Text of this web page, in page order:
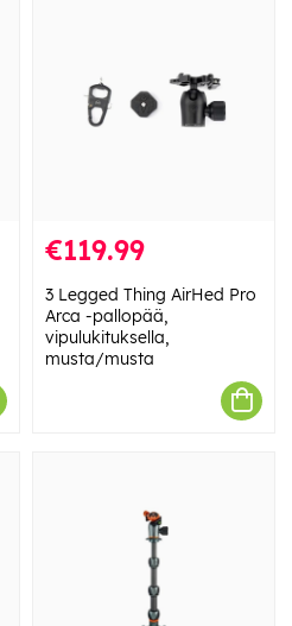
€119.99
3 Legged Thing AirHed Pro
Arca -pallopää,
vipulukituksella,
musta/musta